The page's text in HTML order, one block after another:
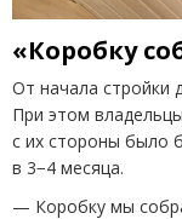
«Коробку
От начала стройки
При этом
с их стороны было
в 3−4 месяца.
— Коробку мы